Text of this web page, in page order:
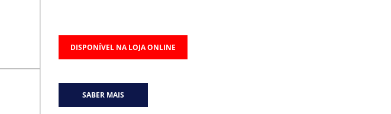
DISPONÍVEL NA LOJA ONLINE
SABER MAIS